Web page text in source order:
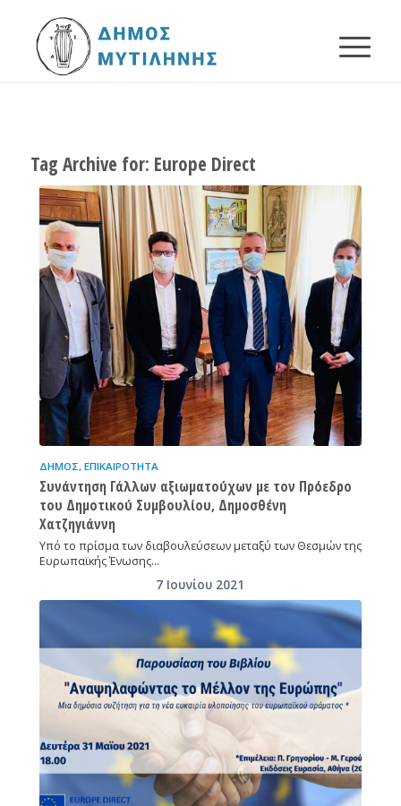
Tag Archive for: Europe Direct
ΔΉΜΟΣ, ΕΠΙΚΑΙΡΌΤΗΤΑ
Συνάντηση Γάλλων αξιωματούχων με τον Πρόεδρο
του Δημοτικού Συμβουλίου, Δημοσθένη
Χατζηγιάννη
Υπό το πρίσμα των διαβουλεύσεων μεταξύ των Θεσμών της
Ευρωπαϊκής Ένωσης…
7 Ιουνίου 2021